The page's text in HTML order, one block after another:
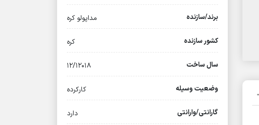
برند/سازنده مداپولو کره
کشور سازنده کره
سال ساخت ۱۲/۱۲۰۱۸
وضعیت وسیله کارکرده
گارانتی/وارانتی دارد